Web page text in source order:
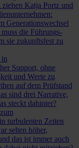
Katja Portz und
Generationswechsel
die Führungs-
sie zukunftsfest zu
Support, ohne
und Werte zu
auf dem Prüfstand
sind drei Narrative,
steckt dahinter?
turbulenten Zeiten
selten höher,
das ist immer auch